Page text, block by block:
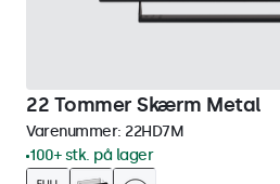
22 Tommer Skærm Metal
Varenummer: 22HD7M
100+ stk. på lager